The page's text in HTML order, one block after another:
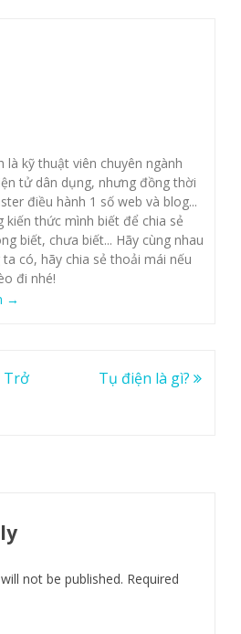
là kỹ thuật viên chuyên ngành
tử dân dụng, nhưng đồng thời
điều hành 1 số web và blog...
kiến thức mình biết để chia sẻ
biết, chưa biết... Hãy cùng nhau
có, hãy chia sẻ thoải mái nếu
đi nhé!
→
Trở
Tụ điện là gì?
not be published. Required